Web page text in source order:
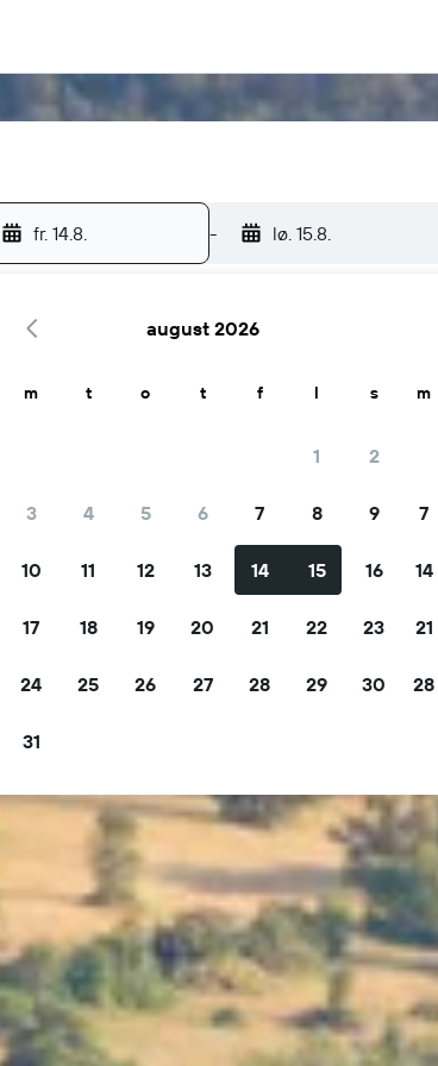
fr. 14.8. - lø. 15.8.
Filtre tilbudene dine
august 2026
m t o t f l s
1 2
3 4 5 6 7 8 9
10 11 12 13 14 15 16
17 18 19 20 21 22 23
24 25 26 27 28 29 30
31
m
7
14
21
28